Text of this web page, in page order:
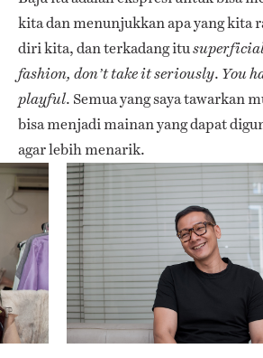
kita dan menunjukkan apa yang kita
diri kita, dan terkadang itu
fashion, don’t take it seriously. You
playful. Semua yang saya tawarkan
bisa menjadi mainan yang dapat
agar lebih menarik.